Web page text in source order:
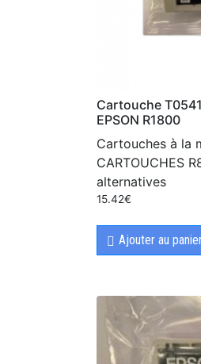
Cartouche
EPSON R1800
Cartouches à la
CARTOUCHES
alternatives
15.42€
Ajouter au